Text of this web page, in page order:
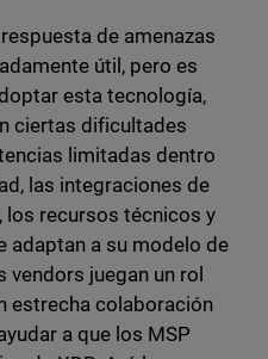
de amenazas
útil, pero es
esta tecnología,
ciertas dificultades
limitadas dentro
las integraciones de
los recursos técnicos y
adaptan a su modelo de
vendors juegan un rol
estrecha colaboración
a que los MSP